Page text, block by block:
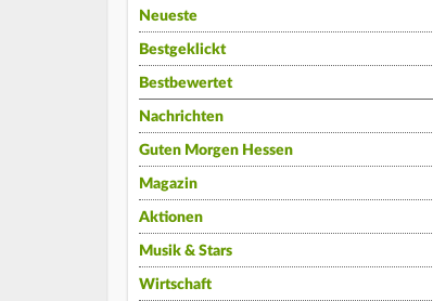
Neueste
Bestgeklickt
Bestbewertet
Nachrichten
Guten Morgen Hessen
Magazin
Aktionen
Musik & Stars
Wirtschaft